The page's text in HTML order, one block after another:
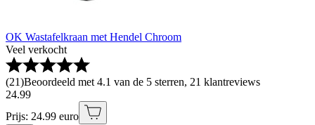
OK Wastafelkraan met Hendel Chroom
Veel verkocht
(21)Beoordeeld met 4.1 van de 5 sterren, 21 klantreviews
24.99
Prijs: 24.99 euro